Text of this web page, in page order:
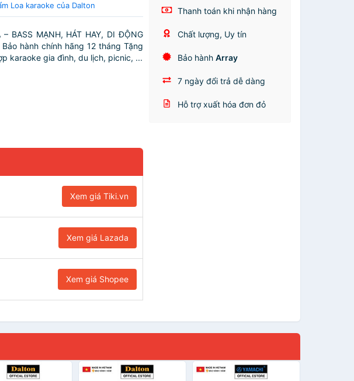
Loa karaoke của Dalton
– BASS MẠNH, HÁT HAY, DI ĐỘNG
hành chính hãng 12 tháng Tặng
karaoke gia đình, du lịch, picnic, ...
Xem giá Tiki.vn
Xem giá Lazada
Xem giá Shopee
Thanh toán khi nhận hàng
Chất lượng, Uy tín
Bảo hànhArray
7 ngày đổi trả dễ dàng
Hỗ trợ xuất hóa đơn đỏ